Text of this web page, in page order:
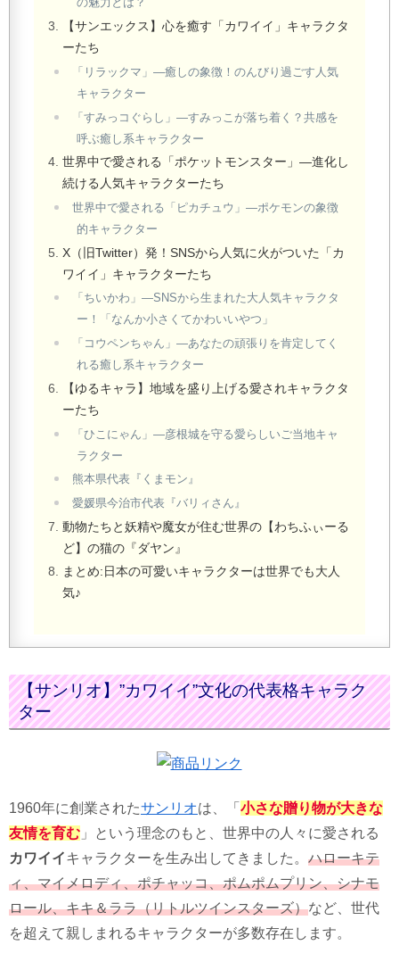
【サンエックス】心を癒す「カワイイ」キャラクタ
ーたち
「リラックマ」—癒しの象徴！のんびり過ごす人気
キャラクター
「すみっコぐらし」—すみっこが落ち着く？共感を
呼ぶ癒し系キャラクター
世界中で愛される「ポケットモンスター」—進化し
続ける人気キャラクターたち
世界中で愛される「ピカチュウ」—ポケモンの象徴
的キャラクター
X（旧Twitter）発！SNSから人気に火がついた「カ
ワイイ」キャラクターたち
「ちいかわ」—SNSから生まれた大人気キャラクタ
ー！「なんか小さくてかわいいやつ」
「コウペンちゃん」—あなたの頑張りを肯定してく
れる癒し系キャラクター
【ゆるキャラ】地域を盛り上げる愛されキャラクタ
ーたち
「ひこにゃん」—彦根城を守る愛らしいご当地キャ
ラクター
熊本県代表『くまモン』
愛媛県今治市代表『バリィさん』
動物たちと妖精や魔女が住む世界の【わちふぃーる
ど】の猫の『ダヤン』
まとめ:日本の可愛いキャラクターは世界でも大人
気♪
【サンリオ】”カワイイ”文化の代表格キャラク
ター
1960年に創業されたサンリオは、「 小さな贈り物が大きな
友情を育む 」という理念のもと、世界中の人々に愛される
カワイイキャラクターを生み出してきました。 ハローキテ
ィ、マイメロディ、ポチャッコ、ポムポムプリン、シナモ
ロール、キキ＆ララ（リトルツインスターズ）など、世代
を超えて親しまれるキャラクターが多数存在します。